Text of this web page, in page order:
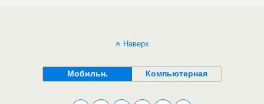
Наверх
Мобильн. Компьютерная